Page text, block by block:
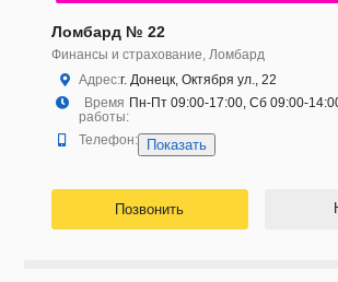
Ломбард № 22
Финансы и страхование, Ломбард
Адрес:г. Донецк, Октября ул., 22
Время
работы:
Пн-Пт 09:00-17:00, Сб 09:00-
Телефон: Показать
Позвонить